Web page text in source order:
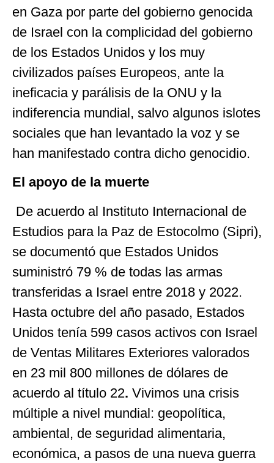
en Gaza por parte del gobierno genocida
de Israel con la complicidad del gobierno
de los Estados Unidos y los muy
civilizados países Europeos, ante la
ineficacia y parálisis de la ONU y la
indiferencia mundial, salvo algunos islotes
sociales que han levantado la voz y se
han manifestado contra dicho genocidio.
El apoyo de la muerte
De acuerdo al Instituto Internacional de
Estudios para la Paz de Estocolmo (Sipri),
se documentó que Estados Unidos
suministró 79 % de todas las armas
transferidas a Israel entre 2018 y 2022.
Hasta octubre del año pasado, Estados
Unidos tenía 599 casos activos con Israel
de Ventas Militares Exteriores valorados
en 23 mil 800 millones de dólares de
acuerdo al título 22. Vivimos una crisis
múltiple a nivel mundial: geopolítica,
ambiental, de seguridad alimentaria,
económica, a pasos de una nueva guerra